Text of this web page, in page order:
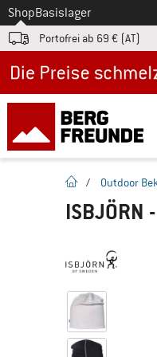
Zum
ShopBasislager
Portofrei ab 69 € (AT)
Startseite
/ Outdoor
ISBJÖRN -